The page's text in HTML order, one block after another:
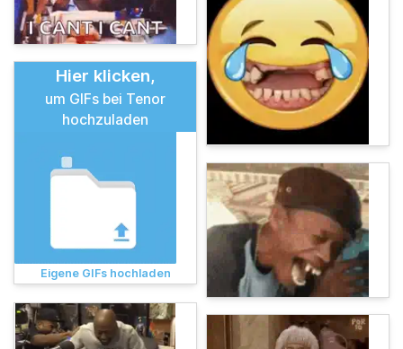
Hier klicken,
um GIFs bei Tenor
hochzuladen
Eigene GIFs hochladen